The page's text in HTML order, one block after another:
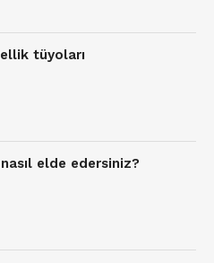
tüyoları
elde edersiniz?